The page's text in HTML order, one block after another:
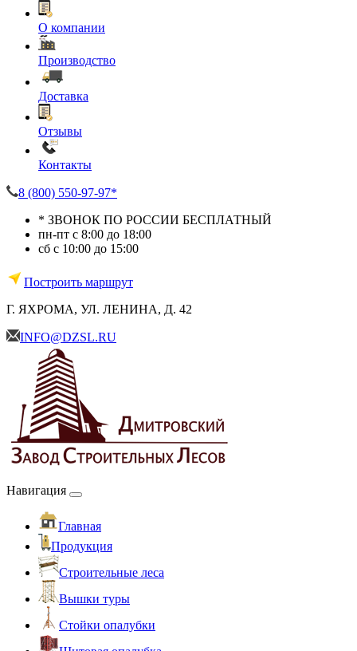
О компании
Производство
Доставка
Отзывы
Контакты
8 (800) 550-97-97*
* ЗВОНОК ПО РОССИИ БЕСПЛАТНЫЙ
пн-пт с 8:00 до 18:00
сб с 10:00 до 15:00
Построить маршрут
Г. ЯХРОМА, УЛ. ЛЕНИНА, Д. 42
INFO@DZSL.RU
Навигация
Главная
Продукция
Cтроительные леса
Вышки туры
Стойки опалубки